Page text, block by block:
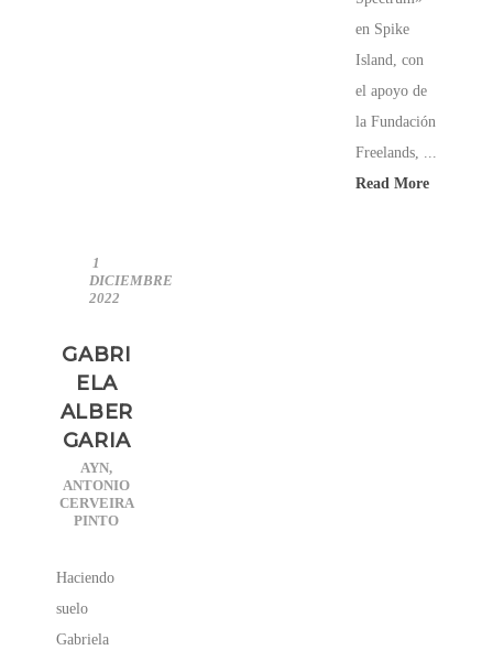
en Spike
Island, con
el apoyo de
la Fundación
Freelands, ...
Read More
1
DICIEMBRE
2022
GABRI
ELA
ALBER
GARIA
AYN,
ANTONIO
CERVEIRA
PINTO
Haciendo
suelo
Gabriela